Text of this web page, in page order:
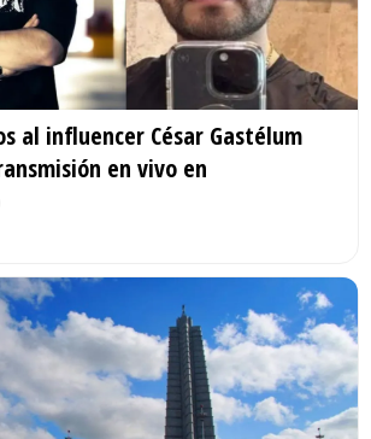
al influencer César Gastélum
en vivo en